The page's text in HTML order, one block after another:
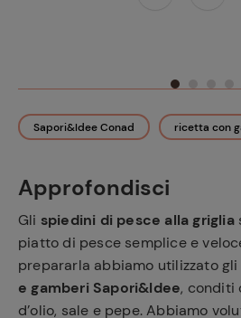
Sapori&Idee Conad ricetta con
Approfondisci
Gli spiedini di pesce alla griglia
piatto di pesce semplice e
prepararla abbiamo utilizzato gli
e gamberi Sapori&Idee, conditi
d’olio, sale e pepe. Abbiamo